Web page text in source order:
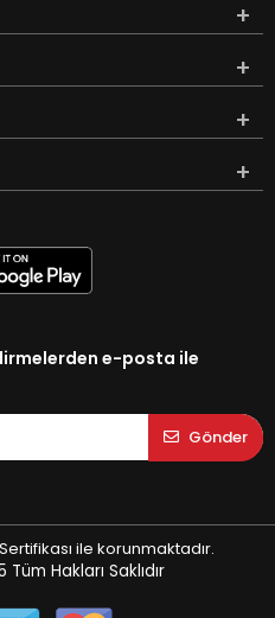
e-posta ile
Gönder
ile korunmaktadır.
Tüm Hakları Saklıdır